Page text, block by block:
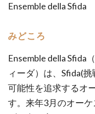
Ensemble della Sfida
みどころ
Ensemble della Sfida
ィーダ）は、Sfida(
可能性を追求するオ
す。来年3月のオー